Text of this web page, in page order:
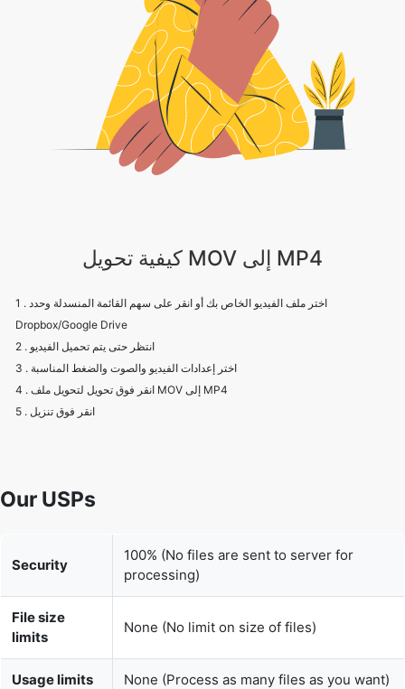
كيفية تحويل MOV إلى MP4
1 . اختر ملف الفيديو الخاص بك أو انقر على سهم القائمة المنسدلة وحدد
Dropbox/Google Drive
2 . انتظر حتى يتم تحميل الفيديو
3 . اختر إعدادات الفيديو والصوت والضغط المناسبة
4 . انقر فوق تحويل لتحويل ملف MOV إلى MP4
5 . انقر فوق تنزيل
Our USPs
Security
100% (No files are sent to server for
processing)
File size
limits
None (No limit on size of files)
Usage limits None (Process as many files as you want)